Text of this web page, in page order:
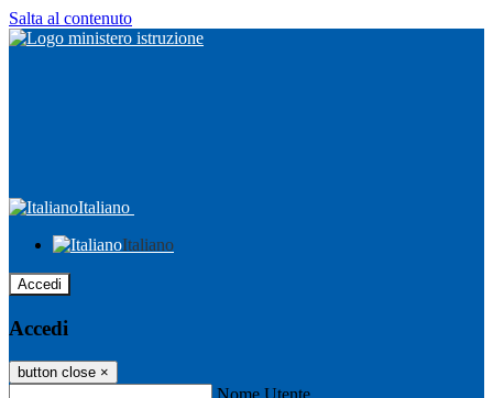
Salta al contenuto
Italiano
Italiano
Accedi
Accedi
button close ×